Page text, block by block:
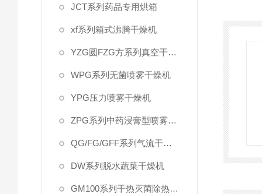
JCT系列药品专用烘箱
xf系列箱式沸腾干燥机
YZG圆FZG方系列真空干燥机
WPG系列无菌喷雾干燥机
YPG压力喷雾干燥机
ZPG系列中药浸膏型喷雾干燥机组
QG/FG/GFF系列气流干燥机
DW系列脱水蔬菜干燥机
GM100系列干热灭菌除热源柜